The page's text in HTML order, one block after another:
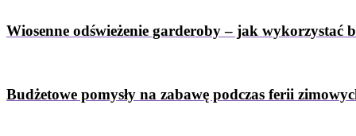
Wiosenne odświeżenie garderoby – jak
Budżetowe pomysły na zabawę podczas ferii